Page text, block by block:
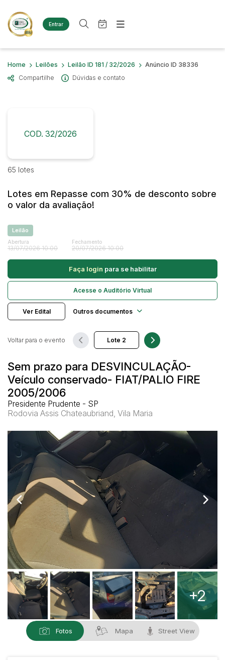
Entrar
Criar conta Entrar
Site
Agenda
Quem Somos
Diversos
Imóveis
Terreno
Sucata Ferrosa
Veículos
Caminhonetes
Carros
Máquina Varredeira
Motos
SUV
Busca por palavra-chave
Bairro
Judiciais Extrajudiciais
Faixa de valor
Quem Somos
Home Leilões Leilão ID 181 / 32/2026
Anúncio ID 38336
Compartilhe
Dúvidas e contato
COD. 32/2026
65 lotes
Lotes em Repasse com 30% de desconto sobre
o valor da avaliação!
Leilão
Abertura
13/07/2026 10:00
Fechamento
20/07/2026 10:00
Faça login para se habilitar
Acesse o Auditório Virtual
Ver Edital Outros documentos
Sem prazo para DESVINCULAÇÃO-
Veículo conservado- FIAT/PALIO FIRE
2005/2006
Presidente Prudente - SP
Rodovia Assis Chateaubriand, Vila Maria
Voltar para o evento
+2
Fotos Mapa Street View